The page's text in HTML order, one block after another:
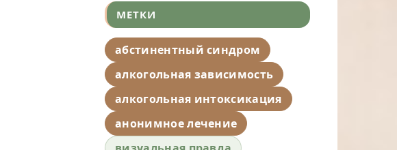
МЕТКИ
абстинентный синдром
алкогольная зависимость
алкогольная интоксикация
анонимное лечение